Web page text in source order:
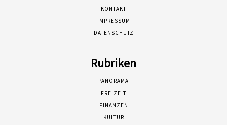
KONTAKT
IMPRESSUM
DATENSCHUTZ
Rubriken
PANORAMA
FREIZEIT
FINANZEN
KULTUR